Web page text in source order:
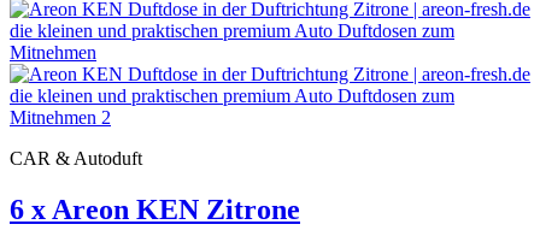
CAR & Autoduft
6 x Areon KEN Zitrone